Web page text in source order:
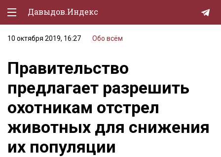
Давыдов.Индекс
Политическая жизнь
Экономика
Природа
Образование
Спорт
Культура
10 октября 2019, 16:27 Обо всём
Правительство
предлагает разрешить
охотникам отстрел
животных для снижения
их популяции